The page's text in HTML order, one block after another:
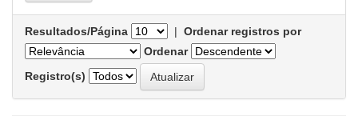
Resultados/Página | Ordenar registros por
Ordenar
Registro(s)